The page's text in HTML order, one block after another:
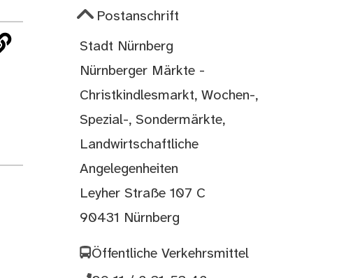
Postanschrift
Stadt Nürnberg
Nürnberger Märkte -
Christkindlesmarkt, Wochen-,
Spezial-, Sondermärkte,
Landwirtschaftliche
Angelegenheiten
Leyher Straße 107 C
90431 Nürnberg
Öffentliche Verkehrsmittel